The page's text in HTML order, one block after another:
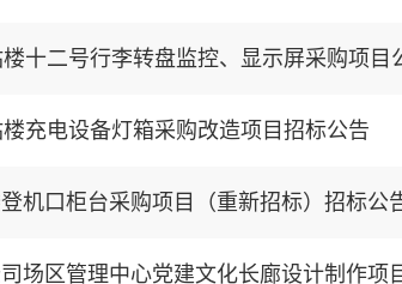
十二号行李转盘监控、显示屏采购项目
充电设备灯箱采购改造项目招标公告
机口柜台采购项目（重新招标）招标公
场区管理中心党建文化长廊设计制作项